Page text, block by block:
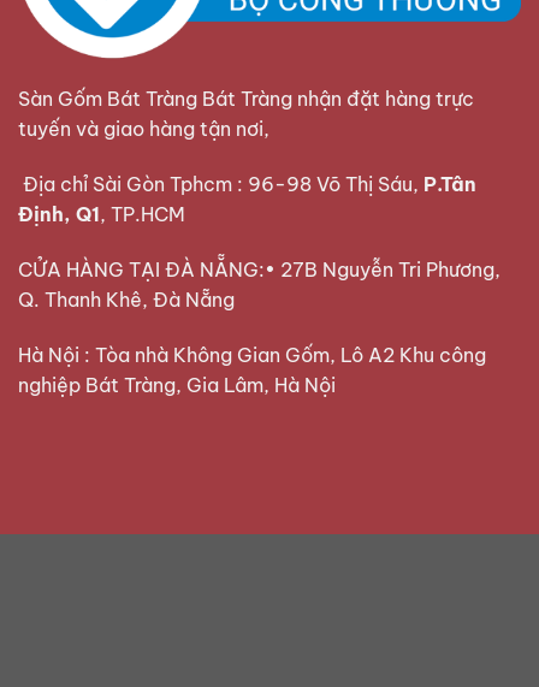
Sàn Gốm Bát Tràng Bát Tràng nhận đặt hàng trực
tuyến và giao hàng tận nơi,
Địa chỉ Sài Gòn Tphcm : 96-98 Võ Thị Sáu, P.Tân
Định, Q1, TP.HCM
CỬA HÀNG TẠI ĐÀ NẴNG:• 27B Nguyễn Tri Phương,
Q. Thanh Khê, Đà Nẵng
Hà Nội : Tòa nhà Không Gian Gốm, Lô A2 Khu công
nghiệp Bát Tràng, Gia Lâm, Hà Nội